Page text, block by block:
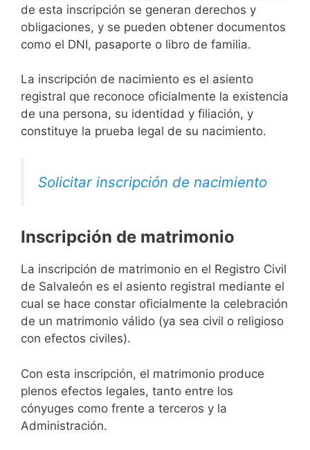
de esta inscripción se generan derechos y
obligaciones, y se pueden obtener documentos
como el DNI, pasaporte o libro de familia.
La inscripción de nacimiento es el asiento
registral que reconoce oficialmente la existencia
de una persona, su identidad y filiación, y
constituye la prueba legal de su nacimiento.
Solicitar inscripción de nacimiento
Inscripción de matrimonio
La inscripción de matrimonio en el Registro Civil
de Salvaleón es el asiento registral mediante el
cual se hace constar oficialmente la celebración
de un matrimonio válido (ya sea civil o religioso
con efectos civiles).
Con esta inscripción, el matrimonio produce
plenos efectos legales, tanto entre los
cónyuges como frente a terceros y la
Administración.